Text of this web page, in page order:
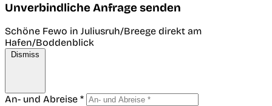
Unverbindliche Anfrage senden
Schöne Fewo in Juliusruh/Breege direkt am
Hafen/Boddenblick
Dismiss
An- und Abreise *